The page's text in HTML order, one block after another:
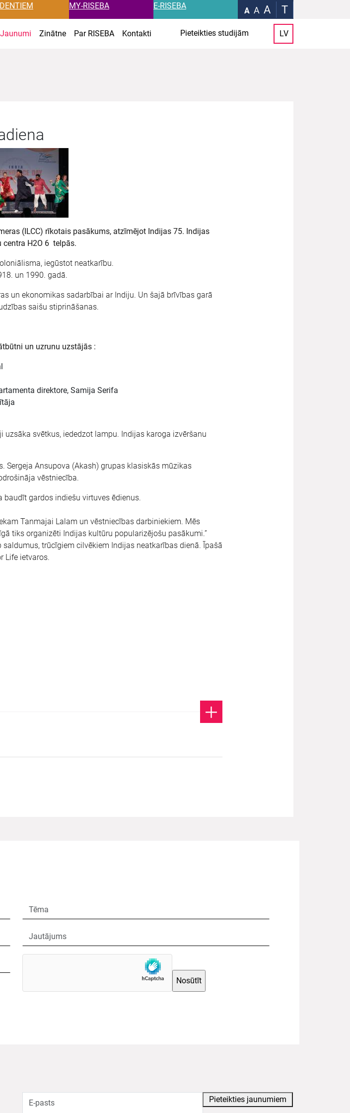
MY-RISEBA E-RISEBA A A A T
Jaunumi Zinātne Par RISEBA Kontakti Pieteikties studijām LV
(ILCC) rīkotais pasākums, atzīmējot Indijas 75. Indijas
centra H2O 6 telpās.
iegūstot neatkarību.
un 1990. gadā.
un ekonomikas sadarbībai ar Indiju. Un šajā brīvības garā
saišu stiprināšanas.
un uzrunu uzstājās :
direktore, Samija Serifa
svētkus, iededzot lampu. Indijas karoga izvēršanu
Sergeja Ansupova (Akash) grupas klasiskās mūzikas
vēstniecība.
gardos indiešu virtuves ēdienus.
Tanmajai Lalam un vēstniecības darbiniekiem. Mēs
tiks organizēti Indijas kultūru popularizējošu pasākumi.”
trūcīgiem cilvēkiem Indijas neatkarības dienā. Īpašā
Life ietvaros.